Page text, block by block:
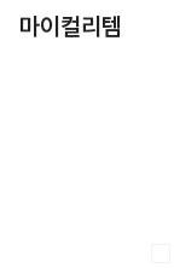
마이컬리템